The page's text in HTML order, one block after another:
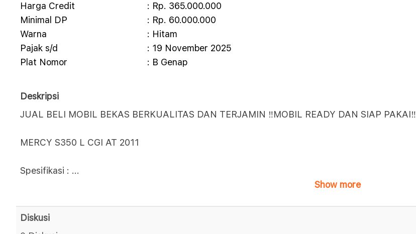
Harga Credit
: Rp. 365.000.000
Minimal DP
: Rp. 60.000.000
Warna
: Hitam
Pajak s/d
: 19 November 2025
Plat Nomor
: B Genap
Deskripsi
JUAL BELI MOBIL BEKAS BERKUALITAS DAN TERJAMIN ‼️MOBIL READY DAN SIAP PAKAI‼️
MERCY S350 L CGI AT 2011
Spesifikasi : ...
Show more
Diskusi